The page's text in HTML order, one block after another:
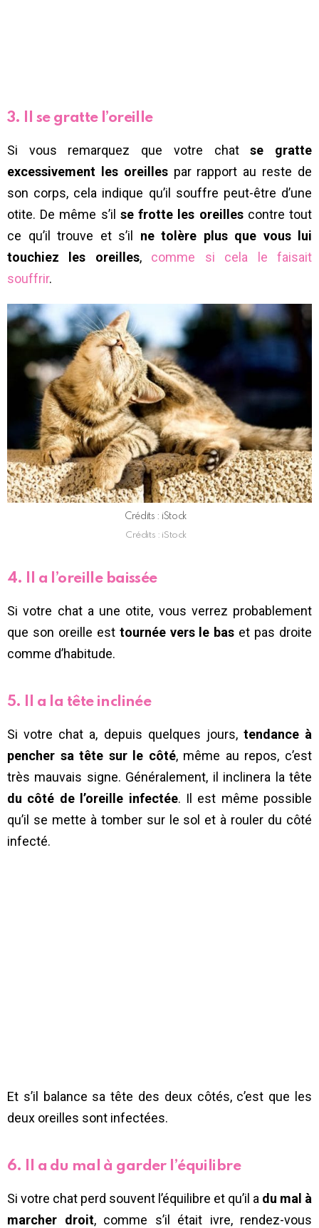
3. Il se gratte l’oreille
Si vous remarquez que votre chatse gratte
excessivement les oreillespar rapport au reste de
son corps, cela indique qu’il souffre peut-être d’une
otite. De même s’il se frotte les oreillescontre tout
ce qu’il trouve et s’il ne tolère plus que vous lui
touchiez les oreilles, comme si cela le faisait
souffrir.
Crédits : iStock
Crédits : iStock
4. Il a l’oreille baissée
Si votre chat a une otite, vous verrez probablement
que son oreille est tournée vers le bas et pas droite
comme d’habitude.
5. Il a la tête inclinée
Si votre chat a, depuis quelques jours, tendance à
pencher sa tête sur le côté, même au repos, c’est
très mauvais signe. Généralement, il inclinera la tête
du côté de l’oreille infectée. Il est même possible
qu’il se mette à tomber sur le sol et à rouler du côté
infecté.
Et s’il balance sa tête des deux côtés, c’est que les
deux oreilles sont infectées.
6. Il a du mal à garder l’équilibre
Si votre chat perd souvent l’équilibre et qu’il a du mal à
marcher droit, comme s’il était ivre, rendez-vous